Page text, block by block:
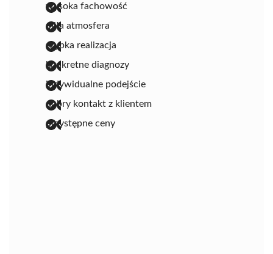
wysoka fachowość
miła atmosfera
szybka realizacja
konkretne diagnozy
indywidualne podejście
dobry kontakt z klientem
przystępne ceny